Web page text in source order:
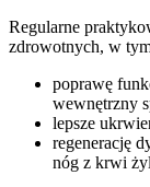
Regularne
zdrowotnych, w
poprawę
wewnętrzny
lepsze
regenerację
nóg z krwi